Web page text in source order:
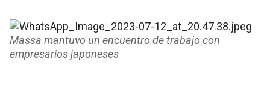
Massa mantuvo un encuentro de trabajo con
empresarios japoneses